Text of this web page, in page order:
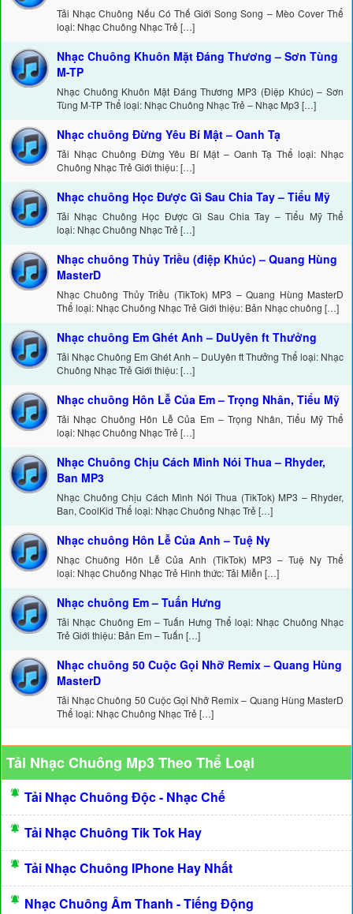
Tải Nhạc Chuông Nếu Có Thế Giới Song Song – Mèo Cover Thể
loại: Nhạc Chuông Nhạc Trẻ […]
Nhạc Chuông Khuôn Mặt Đáng Thương – Sơn Tùng
M-TP
Nhạc Chuông Khuôn Mặt Đáng Thương MP3 (Điệp Khúc) – Sơn
Tùng M-TP Thể loại: Nhạc Chuông Nhạc Trẻ – Nhạc Mp3 […]
Nhạc chuông Đừng Yêu Bí Mật – Oanh Tạ
Tải Nhạc Chuông Đừng Yêu Bí Mật – Oanh Tạ Thể loại: Nhạc
Chuông Nhạc Trẻ Giới thiệu: […]
Nhạc chuông Học Được Gì Sau Chia Tay – Tiểu Mỹ
Tải Nhạc Chuông Học Được Gì Sau Chia Tay – Tiểu Mỹ Thể
loại: Nhạc Chuông Nhạc Trẻ […]
Nhạc chuông Thủy Triều (điệp Khúc) – Quang Hùng
MasterD
Nhạc Chuông Thủy Triều (TikTok) MP3 – Quang Hùng MasterD
Thể loại: Nhạc Chuông Nhạc Trẻ Giới thiệu: Bản Nhạc chuông […]
Nhạc chuông Em Ghét Anh – DuUyên ft Thưởng
Tải Nhạc Chuông Em Ghét Anh – DuUyên ft Thưởng Thể loại: Nhạc
Chuông Nhạc Trẻ Giới thiệu: […]
Nhạc chuông Hôn Lễ Của Em – Trọng Nhân, Tiểu Mỹ
Tải Nhạc Chuông Hôn Lễ Của Em – Trọng Nhân, Tiểu Mỹ Thể
loại: Nhạc Chuông Nhạc Trẻ […]
Nhạc Chuông Chịu Cách Mình Nói Thua – Rhyder,
Ban MP3
Nhạc Chuông Chịu Cách Mình Nói Thua (TikTok) MP3 – Rhyder,
Ban, CoolKid Thể loại: Nhạc Chuông Nhạc Trẻ […]
Nhạc chuông Hôn Lễ Của Anh – Tuệ Ny
Nhạc Chuông Hôn Lễ Của Anh (TikTok) MP3 – Tuệ Ny Thể
loại: Nhạc Chuông Nhạc Trẻ Hình thức: Tải Miễn […]
Nhạc chuông Em – Tuấn Hưng
Tải Nhạc Chuông Em – Tuấn Hưng Thể loại: Nhạc Chuông Nhạc
Trẻ Giới thiệu: Bản Em – Tuấn […]
Nhạc chuông 50 Cuộc Gọi Nhỡ Remix – Quang Hùng
MasterD
Tải Nhạc Chuông 50 Cuộc Gọi Nhỡ Remix – Quang Hùng MasterD
Thể loại: Nhạc Chuông Nhạc Trẻ […]
Tải Nhạc Chuông Mp3 Theo Thể Loại
Tải Nhạc Chuông Độc - Nhạc Chế
Tải Nhạc Chuông Tik Tok Hay
Tải Nhạc Chuông IPhone Hay Nhất
Nhạc Chuông Âm Thanh - Tiếng Động